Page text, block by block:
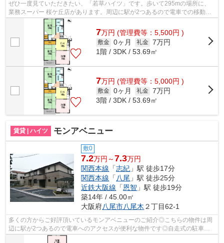
ぜひ一度見ていただきたい、「若草ハイツ」です。歩いて295mの場所に、
業務スーパー 桜ケ丘店があります。周辺に駅が2つあるので電車での移動が
便利です。こちらの物件では初期費用を...
7万円 (管理費等：5,500円 )
敷金 0ヶ月 礼金 7万円
1階 / 3DK / 53.69㎡
7万円 (管理費等：5,000円 )
敷金 0ヶ月 礼金 7万円
3階 / 3DK / 53.69㎡
賃貸 | ハイツ モンアベニュー
敷0
7.2万円～7.3万円
関西本線 「志紀 」駅 徒歩17分
関西本線 「八尾 」駅 徒歩25分
近鉄大阪線 「恩智 」駅 徒歩19分
築14年 / 45.00㎡
大阪府八尾市八尾木 ２丁目62-1
多くの方からご好評頂いているモンアベニューのご紹介◎こちらの物件は周
辺に駅が2つあるので電車へのアクセスが便利な物件です◎自走式の駐車場
がある物件です◎上からの騒音がない、上...